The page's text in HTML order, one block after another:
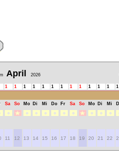
April 2026
1 1 1 1 1 1 1 1 1 1 1 1 1
Sa So Mo Di Mi Do Fr Sa So Mo Di Mi
11 12 13 14 15 16 17 18 19 20 21 22